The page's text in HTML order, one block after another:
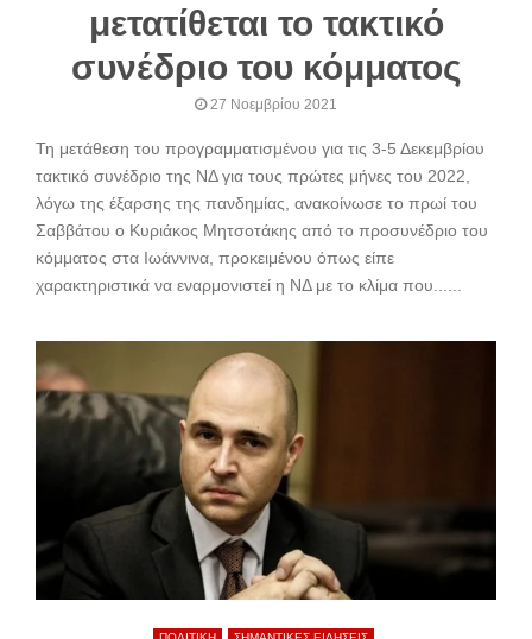
μετατίθεται το τακτικό
συνέδριο του κόμματος
27 Νοεμβρίου 2021
Τη μετάθεση του προγραμματισμένου για τις 3-5 Δεκεμβρίου
τακτικό συνέδριο της ΝΔ για τους πρώτες μήνες του 2022,
λόγω της έξαρσης της πανδημίας, ανακοίνωσε το πρωί του
Σαββάτου ο Κυριάκος Μητσοτάκης από το προσυνέδριο του
κόμματος στα Ιωάννινα, προκειμένου όπως είπε
χαρακτηριστικά να εναρμονιστεί η ΝΔ με το κλίμα που......